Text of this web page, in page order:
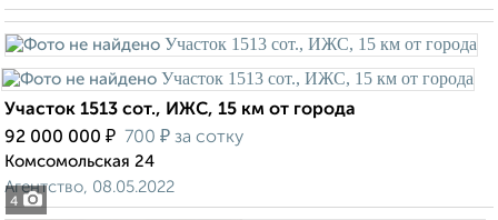
4
Участок 1513 сот., ИЖС, 15 км от города
92 000 000 ₽ 700 ₽ за сотку
Комсомольская 24
Агентство, 08.05.2022